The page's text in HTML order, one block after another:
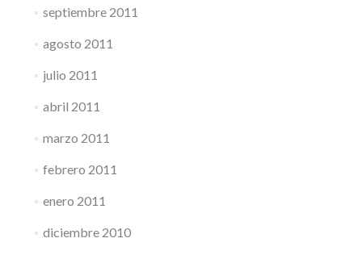
septiembre 2011
agosto 2011
julio 2011
abril 2011
marzo 2011
febrero 2011
enero 2011
diciembre 2010